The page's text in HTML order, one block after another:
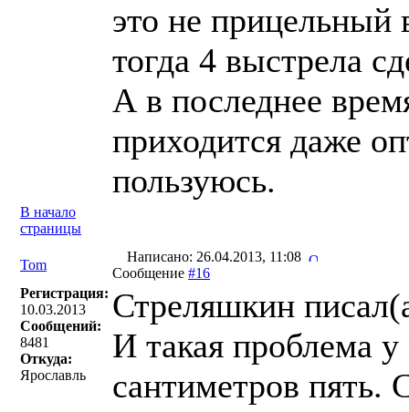
это не прицельный
тогда 4 выстрела
А в последнее
приходится даже
пользуюсь.
В начало
страницы
Tom
Написано: 26.04.2013, 11:08
Сообщение #16
Регистрация:
10.03.2013
Сообщений:
8481
Откуда:
Ярославль
Стреляшкин
И такая проблема
сантиметров пять.